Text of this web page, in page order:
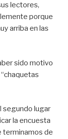
lectores,
porque
arriba en las
sido motivo
segundo lugar
la encuesta
terminamos de